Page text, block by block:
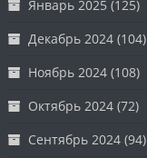
Январь 2025 (125)
Декабрь 2024 (104)
Ноябрь 2024 (108)
Октябрь 2024 (72)
Сентябрь 2024 (94)